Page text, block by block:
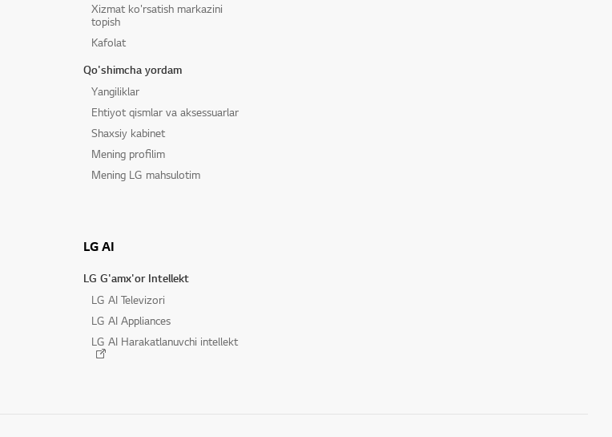
Xizmat ko'rsatish markazini
topish
Kafolat
Qo'shimcha yordam
Yangiliklar
Ehtiyot qismlar va aksessuarlar
Shaxsiy kabinet
Mening profilim
Mening LG mahsulotim
LG AI
LG G'amx'or Intellekt
LG AI Televizori
LG AI Appliances
LG AI Harakatlanuvchi intellekt